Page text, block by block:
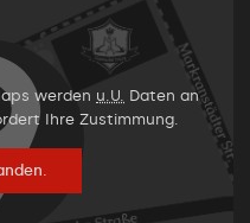
werden u.U. Daten an
Ihre Zustimmung.